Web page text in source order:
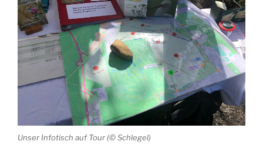
Unser Infotisch auf Tour (© Schlegel)